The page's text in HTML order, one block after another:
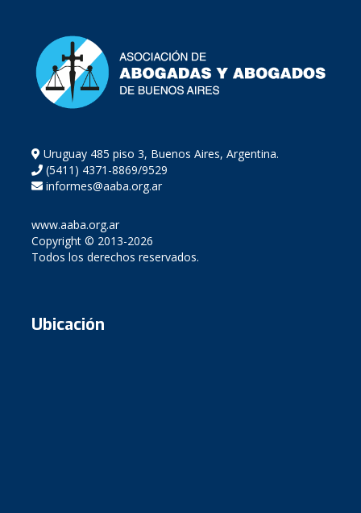
Uruguay 485 piso 3, Buenos Aires, Argentina.
(5411) 4371-8869/9529
informes@aaba.org.ar
www.aaba.org.ar
Copyright © 2013-2026
Todos los derechos reservados.
Ubicación